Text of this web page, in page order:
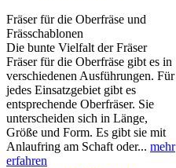
Fräser für die Oberfräse und
Frässchablonen
Die bunte Vielfalt der Fräser
Fräser für die Oberfräse gibt es in
verschiedenen Ausführungen. Für
jedes Einsatzgebiet gibt es
entsprechende Oberfräser. Sie
unterscheiden sich in Länge,
Größe und Form. Es gibt sie mit
Anlaufring am Schaft oder... mehr
erfahren